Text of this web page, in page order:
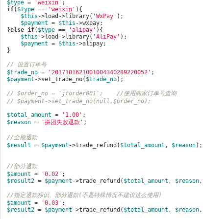
$type = 'weixin'
if( $type == 'weixin' ){
$this ->load->library( 'WxPay' );
$payment = $this ->wxpay;
}else if( $type == 'alipay' ){
$this ->load->library( 'AliPay' );
$payment = $this ->alipay;
}
// 设置订单号
$trade_no = '2017101621001004340289220052'
$payment ->set_trade_no( $trade_no);
// $order_no = 'jtorder001';    //使用商家订单号查询
// $payment->set_trade_no(null,$order_no);
$total_amount = '1.00'
$reason = '拼团失败退款' ;
//全额退款
$result = $payment ->trade_refund( $total_amount , $reason);
//部分退款
$amount = '0.02'
$result2 = $payment ->trade_refund( $total_amount , $reason,
//指定退款标识、部分退款(不是特殊情况不建议这么使用)
$amount = '0.03'
$result2 = $payment ->trade_refund( $total_amount , $reason,